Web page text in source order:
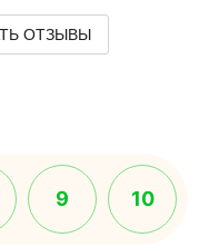
ОТЗЫВЫ
9 10